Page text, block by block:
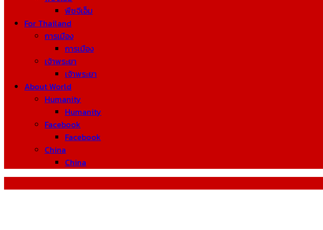
พืชจีเอ็ม
For Thailand
การเมือง
การเมือง
เจ้าพระยา
เจ้าพระยา
About World
Humanity
Humanity
Facebook
Facebook
China
China